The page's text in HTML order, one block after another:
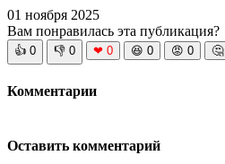
01 ноября 2025
Вам понравилась эта публикация?
👍 0 👎 0 ❤ 0 😆 0 😡 0 🤔
Комментарии
Оставить комментарий